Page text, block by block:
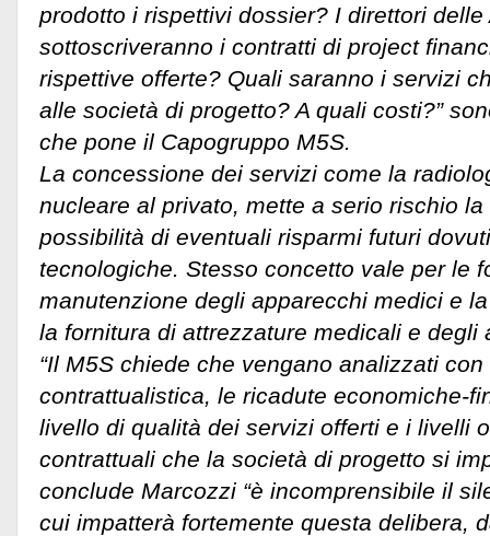
prodotto i rispettivi dossier? I direttori delle
sottoscriveranno i contratti di project
rispettive offerte? Quali saranno i servizi
alle società di progetto? A quali costi?”
che pone il Capogruppo M5S.
La concessione dei servizi come la
nucleare al privato, mette a serio rischio
possibilità di eventuali risparmi futuri
tecnologiche. Stesso concetto vale per le
manutenzione degli apparecchi medici e
la fornitura di attrezzature medicali e degli
“Il M5S chiede che vengano analizzati
contrattualistica, le ricadute economiche-
livello di qualità dei servizi offerti e i livelli
contrattuali che la società di progetto si
conclude Marcozzi “è incomprensibile il
cui impatterà fortemente questa delibera,